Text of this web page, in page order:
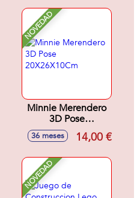
NOVEDAD
Minnie Merendero
3D Pose
20X26X10Cm
36 meses 14,00 €
NOVEDAD